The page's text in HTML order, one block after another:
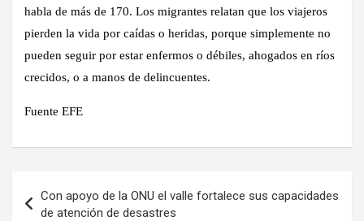
habla de más de 170. Los migrantes relatan que los viajeros
pierden la vida por caídas o heridas, porque simplemente no
pueden seguir por estar enfermos o débiles, ahogados en ríos
crecidos, o a manos de delincuentes.
Fuente EFE
de
Con apoyo de la ONU el valle fortalece sus capacidades
de atención de desastres